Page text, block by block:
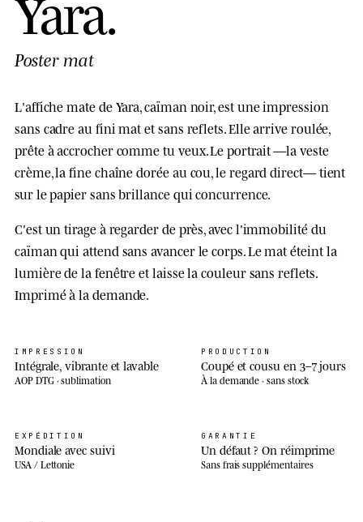
Poster mat
L'affiche mate de Yara, caïman noir, est une impression
sans cadre au fini mat et sans reflets. Elle arrive roulée,
prête à accrocher comme tu veux. Le portrait —la veste
crème, la fine chaîne dorée au cou, le regard direct— tient
sur le papier sans brillance qui concurrence.
C'est un tirage à regarder de près, avec l'immobilité du
caïman qui attend sans avancer le corps. Le mat éteint la
lumière de la fenêtre et laisse la couleur sans reflets.
Imprimé à la demande.
IMPRESSION
Intégrale, vibrante et lavable
AOP DTG · sublimation
PRODUCTION
Coupé et cousu en 3–7 jours
À la demande · sans stock
EXPÉDITION
Mondiale avec suivi
USA / Lettonie
GARANTIE
Un défaut ? On réimprime
Sans frais supplémentaires